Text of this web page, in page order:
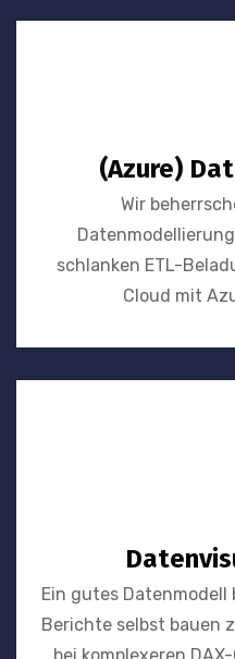
(Azure)
Wir
schlanken ETL-
Cloud mit
Ein gutes
Berichte selbst bauen